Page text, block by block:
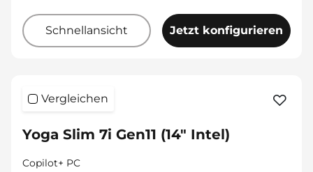
Schnellansicht Jetzt konfigurieren
Vergleichen
Yoga Slim 7i Gen11 (14" Intel)
Copilot+ PC